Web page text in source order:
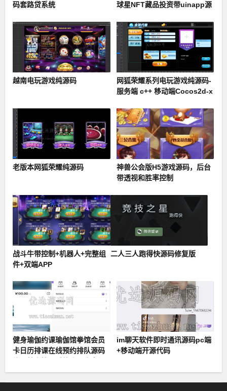
码套路贷系统
球星NFT藏品投资带uinapp源
越南电玩游戏纯源码
网狐荣耀系列电玩游戏纯源码-
服务端 c++ 移动端Cocos2d-x
老版本网狐荣耀纯源码
神兽公会版H5游戏源码，后台
带透视和胜率控制
战斗牛带控制+机器人+完整组
件+双端APP
二人三人跑得快源码修复版
健身瑜伽约课瑜伽馆拳馆会员
卡日历排课在线预约排队源码
店
im聊天软件即时通讯源码pc端
+移动端开源代码